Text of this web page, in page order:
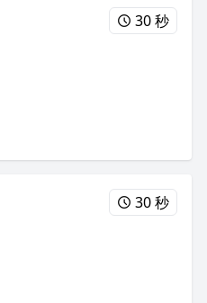
30 秒
30 秒